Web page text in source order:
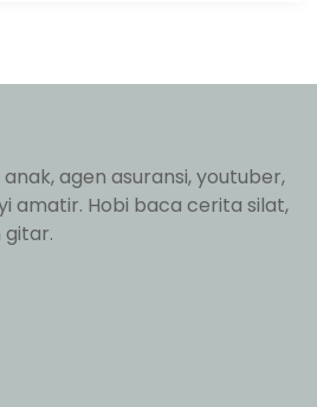
agen asuransi, youtuber,
amatir. Hobi baca cerita silat,
gitar.